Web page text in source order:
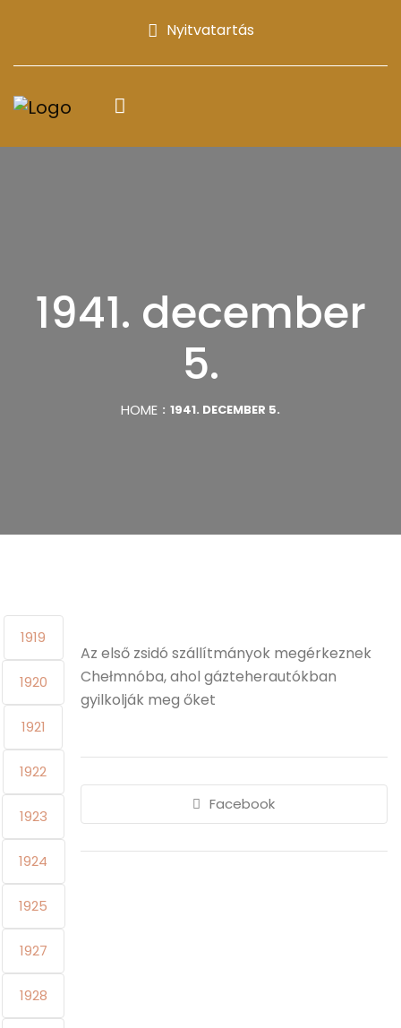
Nyitvatartás
1941. december
5.
HOME 1941. DECEMBER 5.
1919
1920
1921
1922
1923
1924
1925
1927
1928
Az első zsidó szállítmányok megérkeznek
Chełmnóba, ahol gázteherautókban
gyilkolják meg őket
Facebook